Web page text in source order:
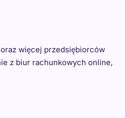
więcej przedsiębiorców
z biur rachunkowych online,